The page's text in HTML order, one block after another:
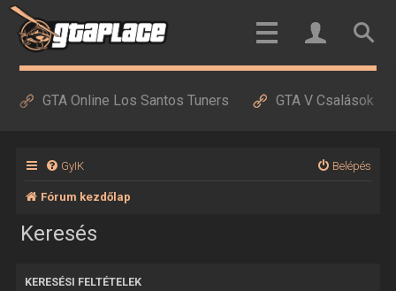
GTA Online Los Santos Tuners GTA V Csalások
GyIK Belépés
Fórum kezdőlap
Keresés
KERESÉSI FELTÉTELEK